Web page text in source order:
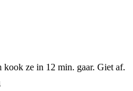
kook ze in 12 min. gaar. Giet af.